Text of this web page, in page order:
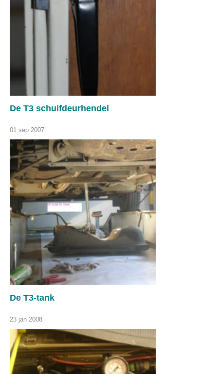
De T3 schuifdeurhendel
01 sep 2007
De T3-tank
23 jan 2008